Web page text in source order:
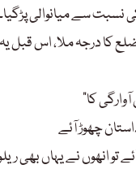
ضلع کا درجہ ملا، اس
کا
تو انھوں نے یہاں بھی